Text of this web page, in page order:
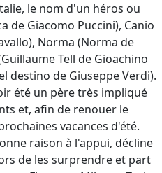
le nom d'un héros ou
de Giacomo Puccini), Canio
Norma (Norma de
Tell de Gioachino
destino de Giuseppe Verdi).
été un père très impliqué
et, afin de renouer le
vacances d'été.
raison à l'appui, décline
de les surprendre et part